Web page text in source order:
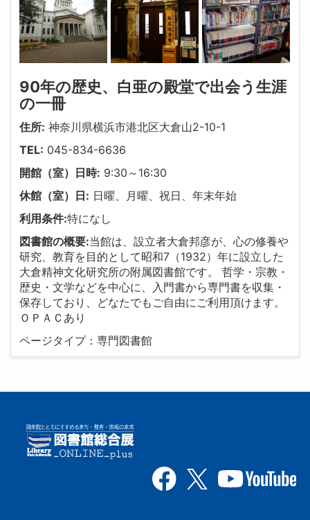
90年の歴史、白亜の殿堂で出会う生涯
の一冊
住所: 神奈川県横浜市港北区大倉山2-10-1
TEL: 045-834-6636
開館（室）日時: 9:30～16:30
休館（室）日: 日曜、月曜、祝日、年末年始
利用条件:特になし
図書館の概要:当館は、設立者大倉邦彦が、心の修養や
研究、教育を目的として昭和7（1932）年に設立した
大倉精神文化研究所の附属図書館です。 哲学・宗教・
歴史・文学などを中心に、入門書から専門書を収集・
保存しており、どなたでもご自由にご利用頂けます。
ＯＰＡＣあり
ページタイプ：専門図書館